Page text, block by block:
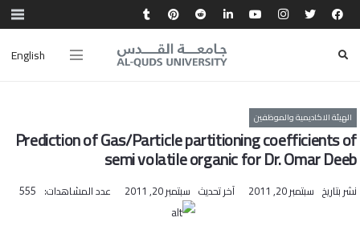
English
الهيئة الاكاديمية والموظفين
Prediction of Gas/Particle partitioning coefficients of
semi volatile organic for Dr. Omar Deeb
نشر بتاريخ سبتمبر 20, 2011 آخر تحديث سبتمبر 20, 2011 عدد المشاهدات: 555